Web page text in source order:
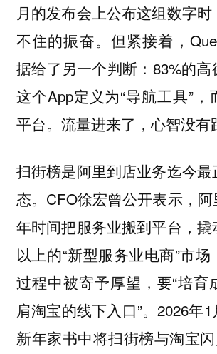
月的发布会上公布这组数字
不住的振奋。但紧接着，
据给了另一个判断：83%的
这个App定义为“导航工具”，
平台。流量进来了，心智没有
扫街榜是阿里到店业务迄今
态。CFO徐宏曾公开表示，
年时间把服务业搬到平台，
以上的“新型服务业电商”市
过程中被寄予厚望，要“培育
肩淘宝的线下入口”。2026年
新年家书中将扫街榜与淘宝